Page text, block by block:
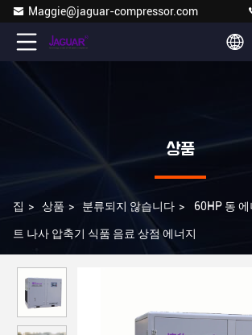
Maggie@jaguar-compressor.com
상품
집 > 상품 > 분류되지 않습니다 > 60HP 동
트 나사 압축기 식품 음료 상점 에너지